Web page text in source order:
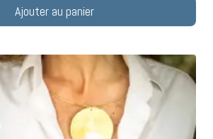
Ajouter au panier